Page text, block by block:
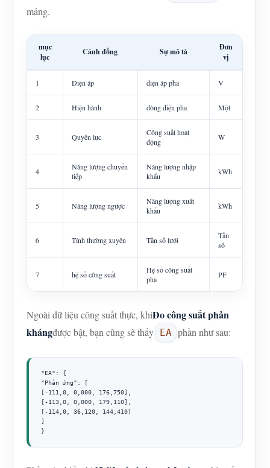
mảng.
mục
lục
Cánh đồng Sự mô tả
Đơn
vị
1 Điện áp điện áp pha V
2 Hiện hành dòng điện pha Một
3 Quyền lực
Công suất hoạt
động
W
4
Năng lượng chuyển
tiếp
Năng lượng nhập
khẩu
kWh
5 Năng lượng ngược
Năng lượng xuất
khẩu
kWh
6 Tính thường xuyên Tần số lưới
Tần
số
7 hệ số công suất
Hệ số công suất
pha
PF
Ngoài dữ liệu công suất thực, khiĐo công suất phản
khángđược bật, bạn cũng sẽ thấy EA phần như sau:
"EA": {
"Phản ứng": [
[-111,0, 0,000, 176,750],
[-113,0, 0,000, 179,110],
[-114,0, 36,120, 144,410]
]
}